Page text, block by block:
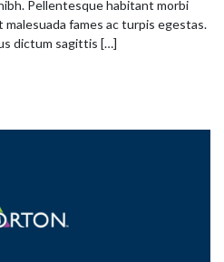
Pellentesque habitant morbi
fames ac turpis egestas.
dictum sagittis […]